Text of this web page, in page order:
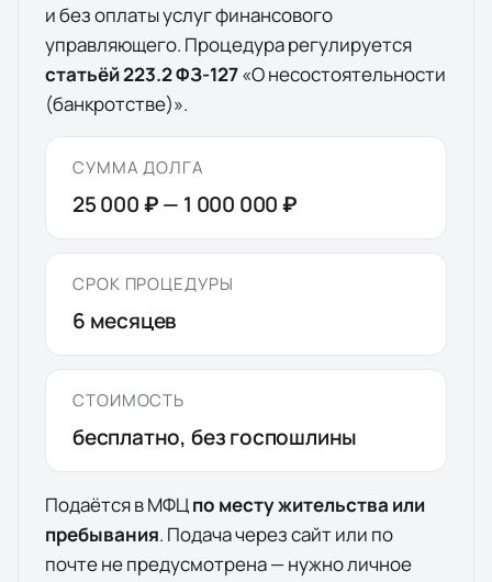
и без оплаты услуг финансового
управляющего. Процедура регулируется
статьёй 223.2 ФЗ-127«О несостоятельности
(банкротстве)».
СУММА ДОЛГА
25 000 ₽— 1 000 000 ₽
СРОК ПРОЦЕДУРЫ
6 месяцев
СТОИМОСТЬ
бесплатно, без госпошлины
Подаётся в МФЦпо месту жительства или
пребывания. Подача через сайт или по
почте не предусмотрена — нужно личное